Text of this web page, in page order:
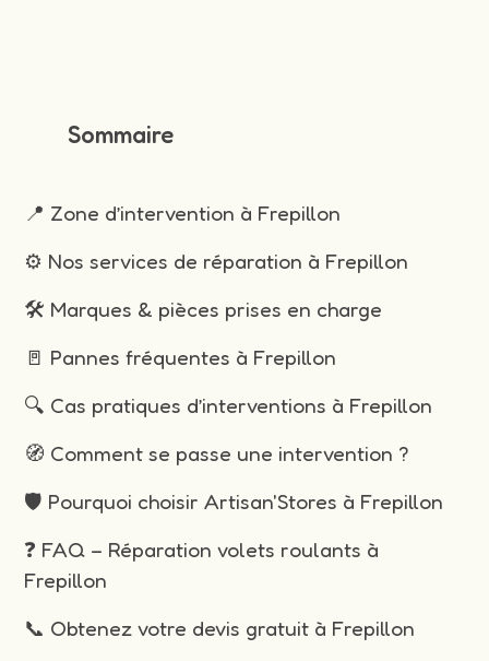
Sommaire
📍 Zone d’intervention à Frepillon
⚙️ Nos services de réparation à Frepillon
🛠️ Marques & pièces prises en charge
🚪 Pannes fréquentes à Frepillon
🔍 Cas pratiques d’interventions à Frepillon
🧭 Comment se passe une intervention ?
🛡️ Pourquoi choisir Artisan'Stores à Frepillon
❓ FAQ – Réparation volets roulants à
Frepillon
📞 Obtenez votre devis gratuit à Frepillon